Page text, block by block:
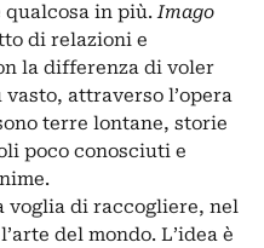
qualcosa in più.Imago
di relazioni e
la differenza di voler
attraverso l’opera
terre lontane, storie
poco conosciuti e
voglia di raccogliere, nel
del mondo. L’idea è